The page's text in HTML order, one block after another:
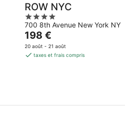
ROW NYC
4
out
of
5
700 8th Avenue New York NY
Le
prix
est
198 €
20 août - 21 août
taxes et frais compris